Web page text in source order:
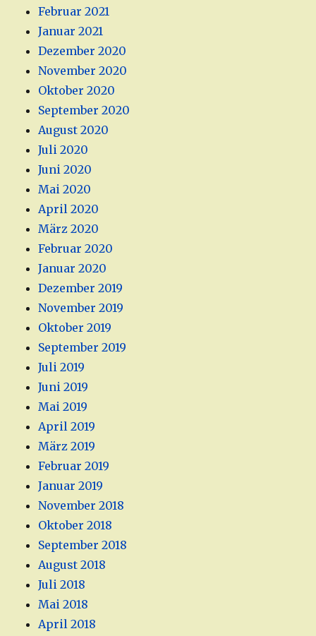
Februar 2021
Januar 2021
Dezember 2020
November 2020
Oktober 2020
September 2020
August 2020
Juli 2020
Juni 2020
Mai 2020
April 2020
März 2020
Februar 2020
Januar 2020
Dezember 2019
November 2019
Oktober 2019
September 2019
Juli 2019
Juni 2019
Mai 2019
April 2019
März 2019
Februar 2019
Januar 2019
November 2018
Oktober 2018
September 2018
August 2018
Juli 2018
Mai 2018
April 2018